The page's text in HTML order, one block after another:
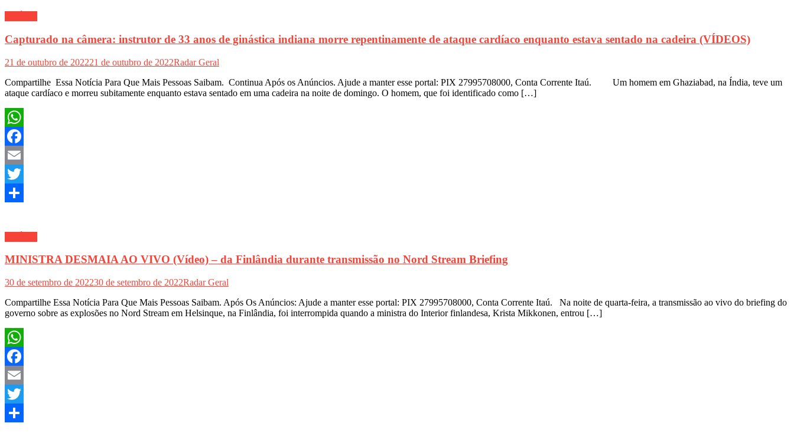
Capturado na câmera: instrutor de 33 anos de ginástica indiana morre repentinamente de ataque cardíaco enquanto estava sentado na cadeira (VÍDEOS)
21 de outubro de 202221 de outubro de 2022Radar Geral
Compartilhe Essa Notícia Para Que Mais Pessoas Saibam. Continua Após os Anúncios. Ajude a manter esse portal: PIX 27995708000, Conta Corrente Itaú. Um homem em Ghaziabad, na Índia, teve um
ataque cardíaco e morreu subitamente enquanto estava sentado em uma cadeira na noite de domingo. O homem, que foi identificado como […]
WhatsApp
Facebook
Email
Twitter
MINISTRA DESMAIA AO VIVO (Vídeo) – da Finlândia durante transmissão no Nord Stream Briefing
30 de setembro de 202230 de setembro de 2022Radar Geral
Compartilhe Essa Notícia Para Que Mais Pessoas Saibam. Após Os Anúncios: Ajude a manter esse portal: PIX 27995708000, Conta Corrente Itaú. Na noite de quarta-feira, a transmissão ao vivo do briefing do
governo sobre as explosões no Nord Stream em Helsinque, na Finlândia, foi interrompida quando a ministra do Interior finlandesa, Krista Mikkonen, entrou […]
WhatsApp
Facebook
Email
Twitter